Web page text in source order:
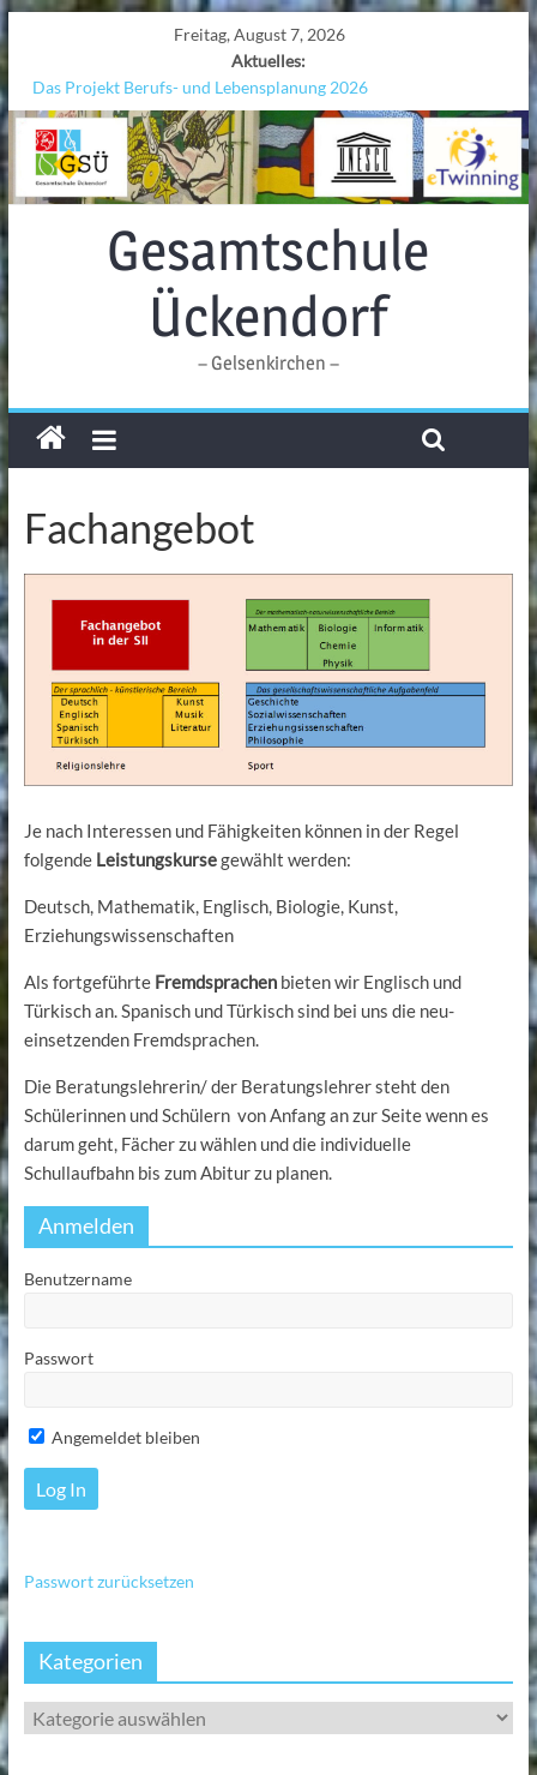
Freitag, August 7, 2026
Aktuelles:
Das Projekt Berufs- und Lebensplanung 2026
UNESCO Stadtradeln „Grenzen überwinden“
KCC-Workshop
Sicherheit auf den Wellen: Lehrkräfte bilden sich in Alicante fort
Ferien!!!
Gesamtschule
Ückendorf
– Gelsenkirchen –
Fachangebot
Je nach Interessen und Fähigkeiten können in der Regel
folgende Leistungskursegewählt werden:
Deutsch, Mathematik, Englisch, Biologie, Kunst,
Erziehungswissenschaften
Als fortgeführte Fremdsprachenbieten wir Englisch und
Türkisch an. Spanisch und Türkisch sind bei uns die neu-
einsetzenden Fremdsprachen.
Die Beratungslehrerin/ der Beratungslehrer steht den
Schülerinnen und Schülern von Anfang an zur Seite wenn es
darum geht, Fächer zu wählen und die individuelle
Schullaufbahn bis zum Abitur zu planen.
Anmelden
Benutzername
Passwort
Angemeldet bleiben
Passwort zurücksetzen
Kategorien